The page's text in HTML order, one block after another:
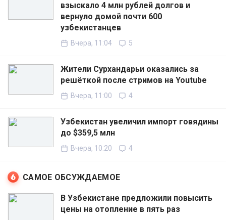
взыскало 4 млн рублей долгов и
вернуло домой почти 600
узбекистанцев
Вчера, 11:04 5
Жители Сурхандарьи оказались за
решёткой после стримов на Youtube
Вчера, 11:00 4
Узбекистан увеличил импорт говядины
до $359,5 млн
Вчера, 10:20 4
САМОЕ ОБСУЖДАЕМОЕ
В Узбекистане предложили повысить
цены на отопление в пять раз